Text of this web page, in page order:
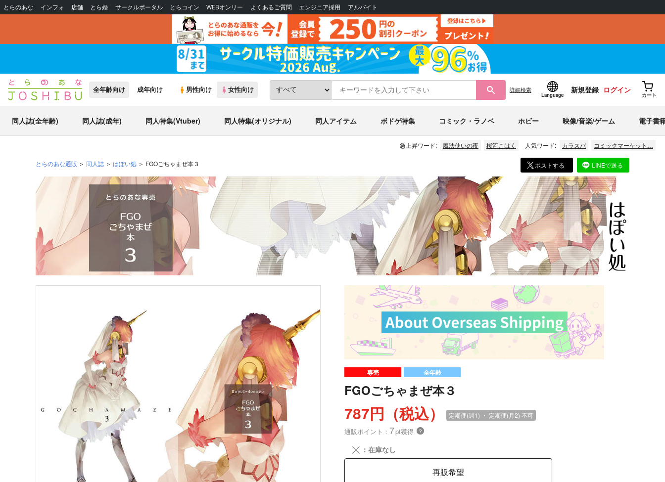
とらのあな インフォ 店舗 とら婚 サークルポータル とらコイン WEBオンリー よくあるご質問 エンジニア採用 アルバイト
全年齢向け 成年向け 男性向け 女性向け 詳細検索
Language
新規登録 ログイン
カート
同人誌(全年齢) 同人誌(成年) 同人特集(Vtuber) 同人特集(オリジナル) 同人アイテム ボドゲ特集 コミック・ラノベ ホビー 映像/音楽/ゲーム 電子書
急上昇ワード: 魔法使いの夜 桜河こはく 人気ワード: カラスバ コミックマーケット…
とらのあな通販 同人誌 はぽい処 FGOごちゃまぜ本３ ポストする LINEで送る
専売 全年齢
FGOごちゃまぜ本３
787円（税込） 定期便(週1) ・ 定期便(月2) 不可
通販ポイント： 7pt獲得 ？
╳ ：在庫なし
再販希望